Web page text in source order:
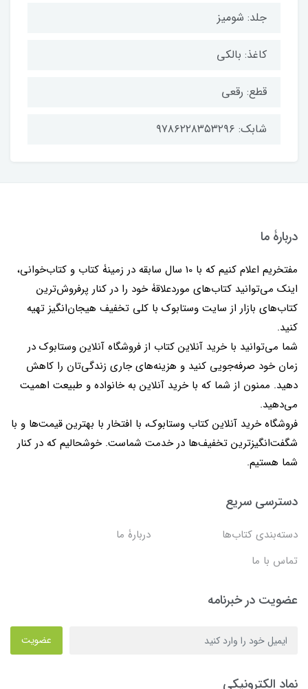
جلد: شومیز
کاغذ: بالکی
قطع: رقعی
شابک: ۹۷۸۶۲۲۸۳۵۳۲۹۶
دربارۀ ما
مفتخریم اعلام کنیم که با 10 سال سابقه در زمینۀ کتاب و کتاب‌خوانی،
اینک می‌توانید کتاب‌های موردعلاقۀ خود را در کنار پرفروش‌ترین
کتاب‌های بازار از سایت وستابوک با کلی تخفیف هیجان‌انگیز تهیه
کنید.
شما می‌توانید با خرید آنلاین کتاب از فروشگاه آنلاین وستابوک در
زمان خود صرفه‌جویی کنید و هزینه‌های جاری زندگی‌تان را کاهش
دهید. ممنون از شما که با خرید آنلاین به خانواده و طبیعت اهمیت
می‌دهید.
فروشگاه خرید آنلاین کتاب وستابوک، با افتخار با بهترین قیمت‌ها و با
شگفت‌انگیزترین تخفیف‌ها در خدمت شماست. خوشحالیم که در کنار
شما هستیم.
دسترسی سریع
دسته‌بندی کتاب‌ها
دربارۀ ما
تماس با ما
عضویت در خبرنامه
عضویت
نماد الکترونیکی